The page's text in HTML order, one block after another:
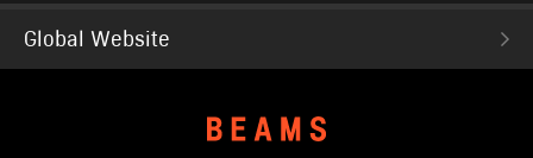
Global Website